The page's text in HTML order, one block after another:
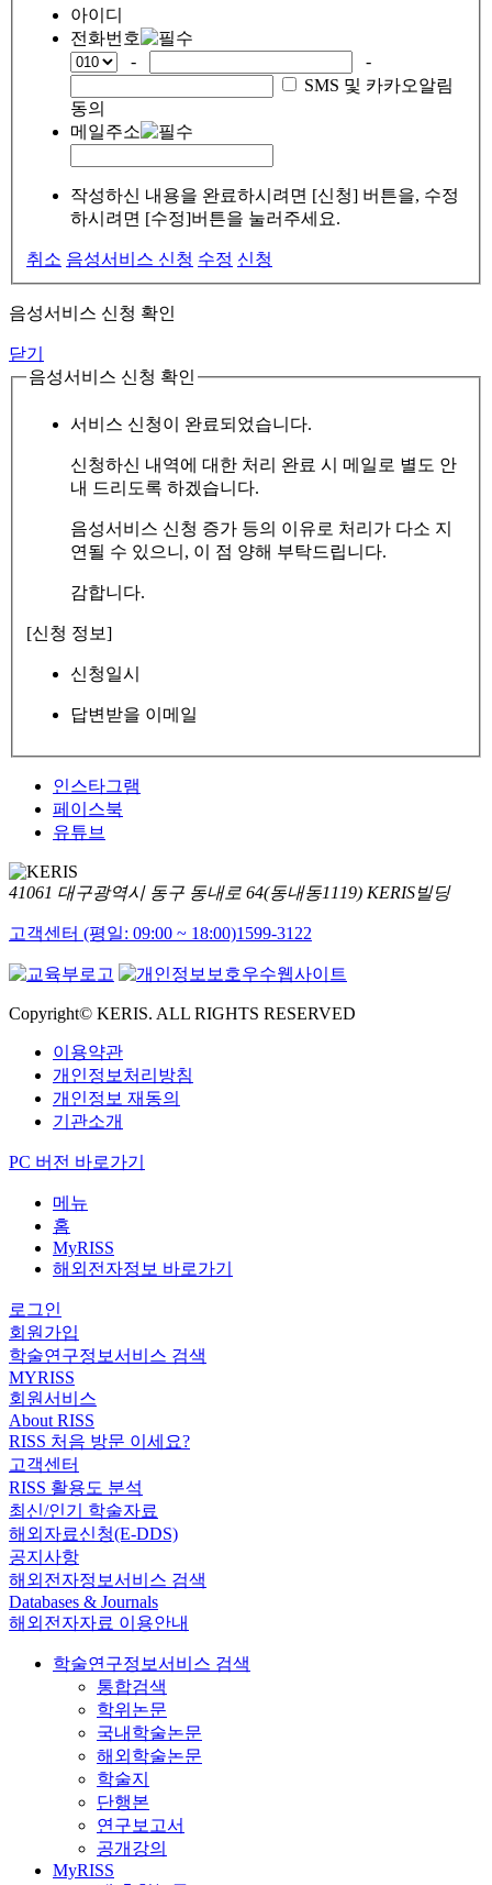
아이디
전화번호
-
-
SMS 및 카카오알림
동의
메일주소
작성하신 내용을 완료하시려면 [신청] 버튼을, 수정
하시려면 [수정]버튼을 눌러주세요.
취소 음성서비스 신청 수정 신청
음성서비스 신청 확인
닫기
음성서비스 신청 확인
서비스 신청이 완료되었습니다.
신청하신 내역에 대한 처리 완료 시 메일로 별도 안
내 드리도록 하겠습니다.
음성서비스 신청 증가 등의 이유로 처리가 다소 지
연될 수 있으니, 이 점 양해 부탁드립니다.
감합니다.
[신청 정보]
신청일시
답변받을 이메일
인스타그램
페이스북
유튜브
41061 대구광역시 동구 동내로 64(동내동1119) KERIS빌딩
고객센터 (평일: 09:00 ~ 18:00)1599-3122
Copyright© KERIS. ALL RIGHTS RESERVED
이용약관
개인정보처리방침
개인정보 재동의
기관소개
PC 버전 바로가기
메뉴
홈
MyRISS
해외전자정보 바로가기
로그인
회원가입
학술연구정보서비스 검색
MYRISS
회원서비스
About RISS
RISS 처음 방문 이세요?
고객센터
RISS 활용도 분석
최신/인기 학술자료
해외자료신청(E-DDS)
공지사항
해외전자정보서비스 검색
Databases & Journals
해외전자자료 이용안내
학술연구정보서비스 검색
통합검색
학위논문
국내학술논문
해외학술논문
학술지
단행본
연구보고서
공개강의
MyRISS